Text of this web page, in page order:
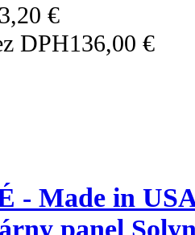
€
DPH136,00 €
- Made in